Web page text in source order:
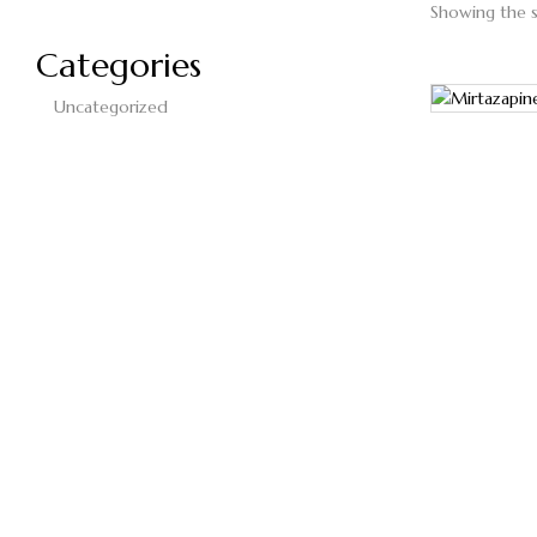
Categories
Uncategorized
Showing the